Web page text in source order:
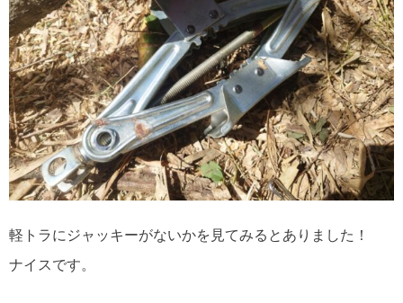
軽トラにジャッキーがないかを見てみるとありました！
ナイスです。